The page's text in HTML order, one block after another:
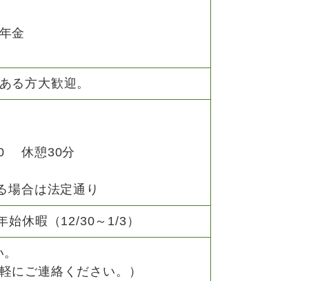
金
る方大歓迎。
休憩30分
合は法定通り
始休暇（12/30～1/3）
にご連絡ください。）